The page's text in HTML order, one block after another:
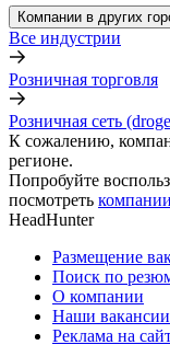
Компании в других
Все индустрии
Розничная торговля
Розничная сеть
К сожалению,
регионе.
Попробуйте
посмотреть
HeadHunter
Размещение
Поиск по
О компании
Наши вакансии
Реклама на